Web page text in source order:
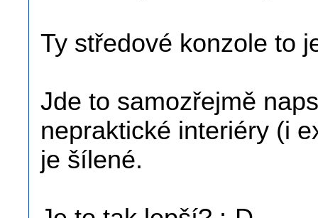
Ty středové konzole to
Jde to samozřejmě
nepraktické interiéry (i
je šílené.